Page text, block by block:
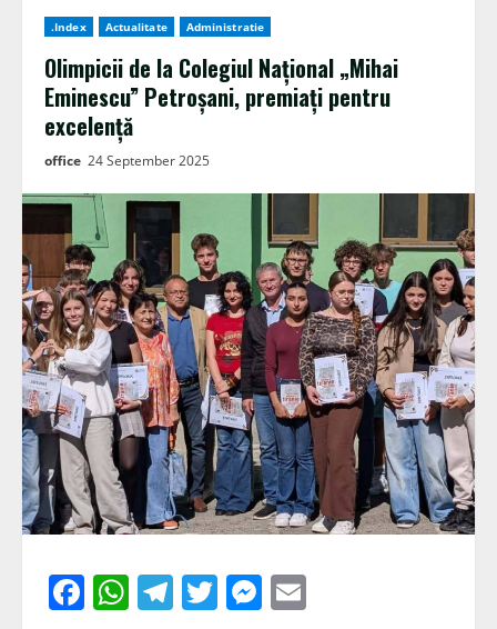
.Index Actualitate Administratie
Olimpicii de la Colegiul Național „Mihai
Eminescu” Petroșani, premiați pentru
excelență
office 24 September 2025
Facebook
WhatsApp
Telegram
TwitterMessenger